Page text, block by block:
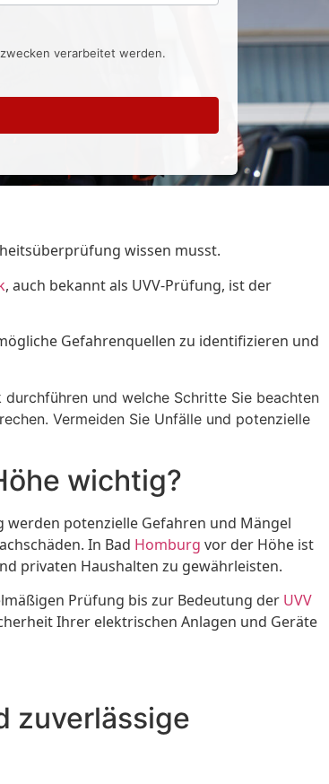
verarbeitet werden.
wissen musst.
, auch bekannt als UVV-Prüfung, ist der
Gefahrenquellen zu identifizieren und
und welche Schritte Sie beachten
Vermeiden Sie Unfälle und potenzielle
wichtig?
potenzielle Gefahren und Mängel
In Bad Homburg vor der Höhe ist
privaten Haushalten zu gewährleisten.
Prüfung bis zur Bedeutung der UVV
Ihrer elektrischen Anlagen und Geräte
zuverlässige